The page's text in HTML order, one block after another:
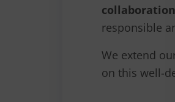
collaboration
responsible
We extend
on this well-